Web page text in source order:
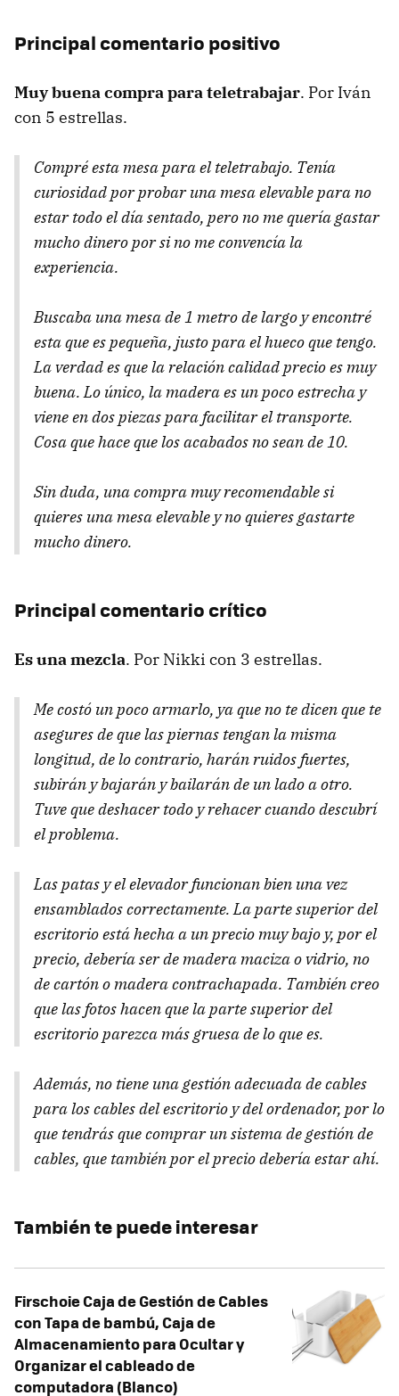
Principal comentario positivo
Muy buena compra para teletrabajar. Por Iván
con 5 estrellas.
Compré esta mesa para el teletrabajo. Tenía
curiosidad por probar una mesa elevable para no
estar todo el día sentado, pero no me quería gastar
mucho dinero por si no me convencía la
experiencia.
Buscaba una mesa de 1 metro de largo y encontré
esta que es pequeña, justo para el hueco que tengo.
La verdad es que la relación calidad precio es muy
buena. Lo único, la madera es un poco estrecha y
viene en dos piezas para facilitar el transporte.
Cosa que hace que los acabados no sean de 10.
Sin duda, una compra muy recomendable si
quieres una mesa elevable y no quieres gastarte
mucho dinero.
Principal comentario crítico
Es una mezcla. Por Nikki con 3 estrellas.
Me costó un poco armarlo, ya que no te dicen que te
asegures de que las piernas tengan la misma
longitud, de lo contrario, harán ruidos fuertes,
subirán y bajarán y bailarán de un lado a otro.
Tuve que deshacer todo y rehacer cuando descubrí
el problema.
Las patas y el elevador funcionan bien una vez
ensamblados correctamente. La parte superior del
escritorio está hecha a un precio muy bajo y, por el
precio, debería ser de madera maciza o vidrio, no
de cartón o madera contrachapada. También creo
que las fotos hacen que la parte superior del
escritorio parezca más gruesa de lo que es.
Además, no tiene una gestión adecuada de cables
para los cables del escritorio y del ordenador, por lo
que tendrás que comprar un sistema de gestión de
cables, que también por el precio debería estar ahí.
También te puede interesar
Firschoie Caja de Gestión de Cables
con Tapa de bambú, Caja de
Almacenamiento para Ocultar y
Organizar el cableado de
computadora (Blanco)